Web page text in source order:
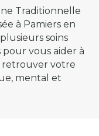
Traditionnelle
à Pamiers en
soins
vous aider à
retrouver votre
mental et